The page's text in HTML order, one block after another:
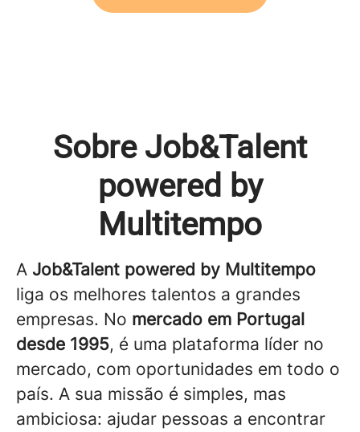
Sobre Job&Talent
powered by
Multitempo
A Job&Talent powered by Multitempo
liga os melhores talentos a grandes
empresas. No mercado em Portugal
desde 1995, é uma plataforma líder no
mercado, com oportunidades em todo o
país. A sua missão é simples, mas
ambiciosa: ajudar pessoas a encontrar